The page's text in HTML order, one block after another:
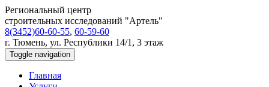
Региональный центр
строительных исследований "Артель"
8(3452)60-60-55, 60-59-60
г. Тюмень, ул. Республики 14/1, 3 этаж
Toggle navigation
Главная